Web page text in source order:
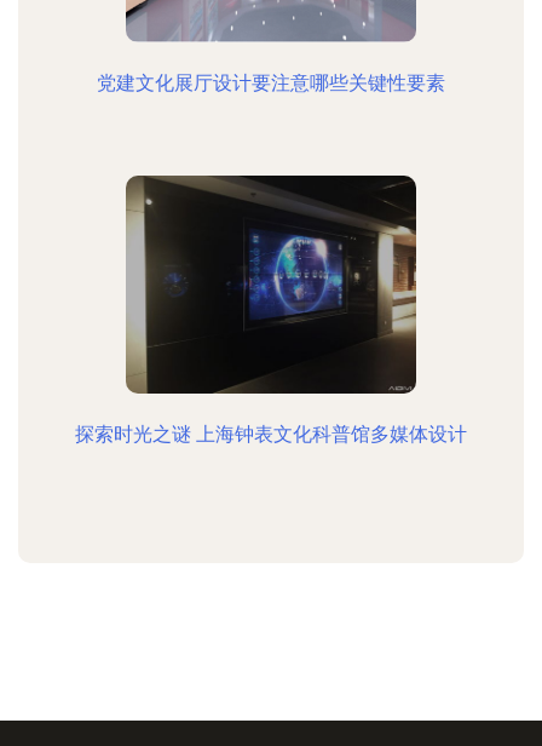
党建文化展厅设计要注意哪些关键性要素
探索时光之谜 上海钟表文化科普馆多媒体设计